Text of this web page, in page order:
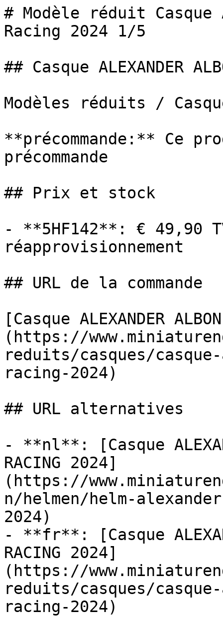
# Modèle réduit
Racing 2024 1/5
## Casque ALEXANDER
Modèles réduits /
**précommande:** Ce
précommande
## Prix et stock
- **5HF142**: € 49,90
réapprovisionnement
## URL de la commande
[Casque ALEXANDER
(https://
reduits/casques/
racing-2024)
## URL alternatives
- **nl**: [Casque
RACING 2024]
(https://
n/helmen/helm-
2024)
- **fr**: [Casque
RACING 2024]
(https://
reduits/casques/
racing-2024)